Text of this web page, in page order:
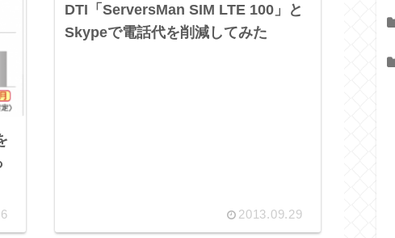
DTI「ServersMan SIM LTE 100」と
Skypeで電話代を削減してみた
2013.09.29